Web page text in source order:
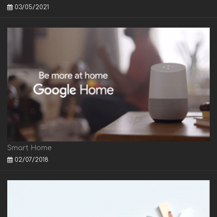
03/05/2021
Smart Home
02/07/2018